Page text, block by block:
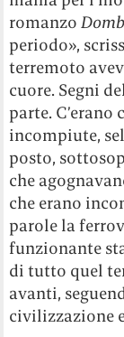
romanzo
periodo»,
terremoto
cuore. Segni
parte.
incompiute,
posto,
che
che erano
parole la
funzionante
di tutto quel
avanti,
civilizzazione